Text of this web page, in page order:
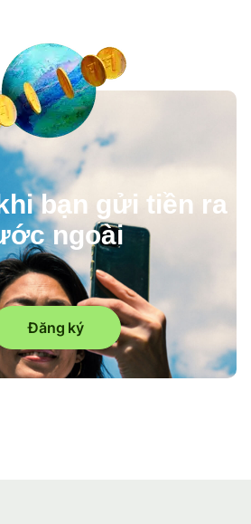
bạn gửi tiền ra
ngoài
Đăng ký